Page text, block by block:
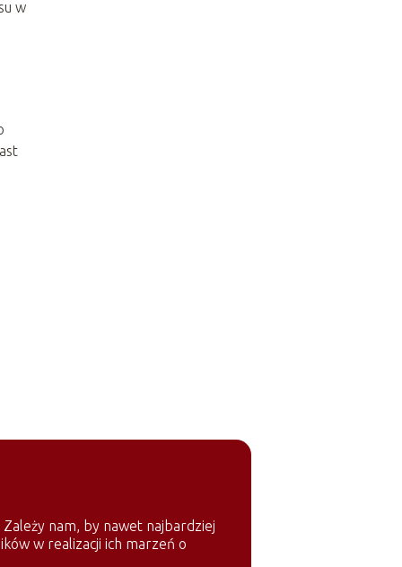
w
nam, by nawet najbardziej
w realizacji ich marzeń o